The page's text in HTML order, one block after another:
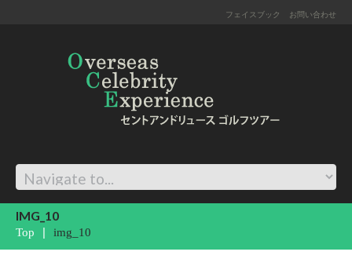
フェイスブック お問い合わせ
IMG_10
Top img_10